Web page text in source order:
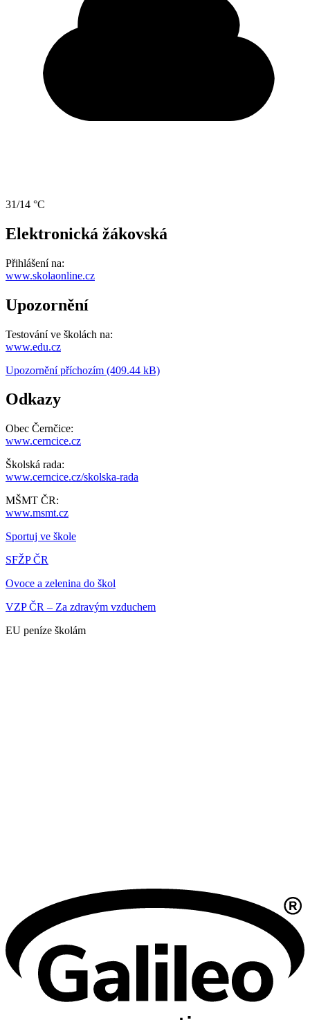
31/14 °C
Elektronická žákovská
Přihlášení na:
www.skolaonline.cz
Upozornění
Testování ve školách na:
www.edu.cz
Upozornění příchozím (409.44 kB)
Odkazy
Obec Černčice:
www.cerncice.cz
Školská rada:
www.cerncice.cz/skolska-rada
MŠMT ČR:
www.msmt.cz
Sportuj ve škole
SFŽP ČR
Ovoce a zelenina do škol
VZP ČR – Za zdravým vzduchem
EU peníze školám